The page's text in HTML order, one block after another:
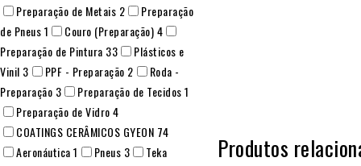
Produtos
Preparação de Metais 2
Preparação
de Pneus1 Couro (Preparação)4
Preparação de Pintura 33
Plásticos e
Vinil 3 PPF - Preparação 2
Roda -
Preparação 3 Preparação de Tecidos1
Preparação de Vidro4
COATINGS CERÂMICOS GYEON 74
Aeronáutica1 Pneus 3
Teka